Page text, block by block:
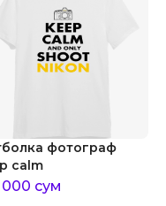
фотограф
calm
000 сум